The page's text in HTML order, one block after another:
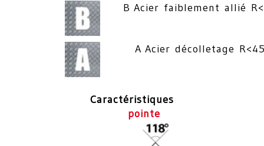
B Acier faiblement allié
A Acier décolletage
Caractéristiques
pointe